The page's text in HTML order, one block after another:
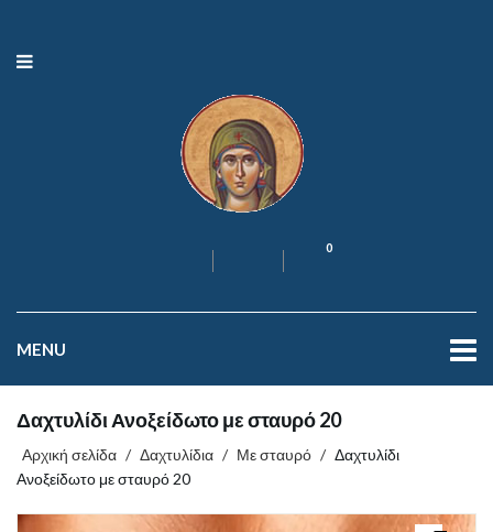
0
MENU
Δαχτυλίδι Ανοξείδωτο με σταυρό 20
Αρχική σελίδα / Δαχτυλίδια / Με σταυρό / Δαχτυλίδι
Ανοξείδωτο με σταυρό 20